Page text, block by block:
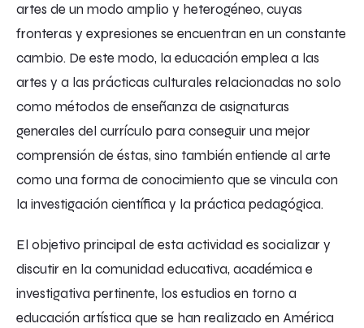
artes de un modo amplio y heterogéneo, cuyas
fronteras y expresiones se encuentran en un constante
cambio. De este modo, la educación emplea a las
artes y a las prácticas culturales relacionadas no solo
como métodos de enseñanza de asignaturas
generales del currículo para conseguir una mejor
comprensión de éstas, sino también entiende al arte
como una forma de conocimiento que se vincula con
la investigación científica y la práctica pedagógica.
El objetivo principal de esta actividad es socializar y
discutir en la comunidad educativa, académica e
investigativa pertinente, los estudios en torno a
educación artística que se han realizado en América